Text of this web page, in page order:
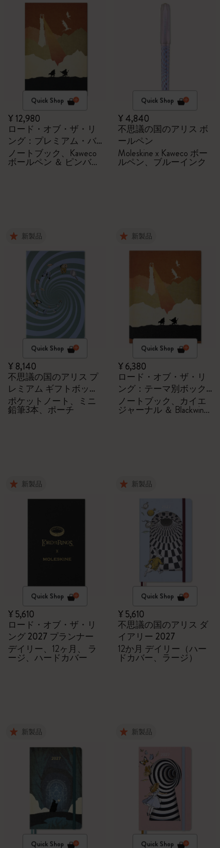
Quick Shop
¥ 12,980
ロード・オブ・ザ・リ
ング：プレミアム・バ
ンドル
ノートブック、Kaweco
ボールペン ＆ ピンバッ
Quick Shop
¥ 4,840
不思議の国のアリス ボ
ールペン
Moleskine x Kaweco ボー
ルペン、ブルーインク
新製品
Quick Shop
¥ 8,140
不思議の国のアリス プ
レミアム ギフトボック
ス
ポケットノート、ミニ
鉛筆3本、ポーチ
新製品
Quick Shop
¥ 6,380
ロード・オブ・ザ・リ
ング：テーマ別ボック
ス
ノートブック、カイエ
ジャーナル ＆ Blackwing
新製品
Quick Shop
¥ 5,610
ロード・オブ・ザ・リ
ング 2027 プランナー
デイリー、12ヶ月、 ラ
ージ、ハードカバー
新製品
Quick Shop
¥ 5,610
不思議の国のアリス ダ
イアリー 2027
12か月 デイリー（ハー
ドカバー、ラージ）
新製品
Quick Shop
新製品
Quick Shop